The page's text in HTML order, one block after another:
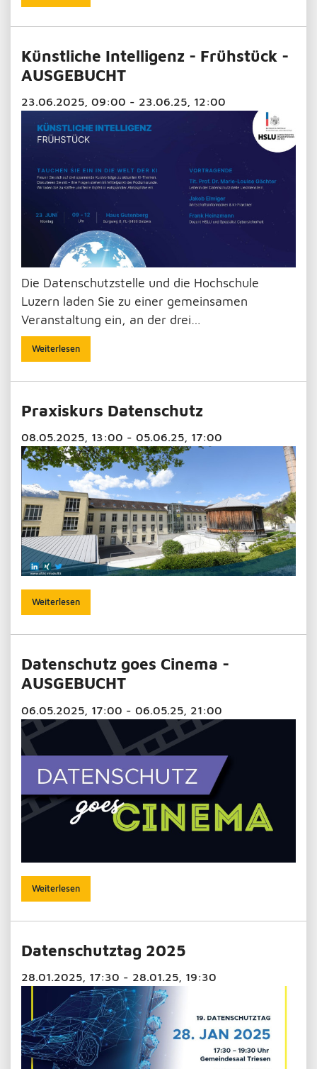
Künstliche Intelligenz - Frühstück -
AUSGEBUCHT
23.06.2025, 09:00 - 23.06.25, 12:00
Die Datenschutzstelle und die Hochschule
Luzern laden Sie zu einer gemeinsamen
Veranstaltung ein, an der drei…
Weiterlesen
Praxiskurs Datenschutz
08.05.2025, 13:00 - 05.06.25, 17:00
Weiterlesen
Datenschutz goes Cinema -
AUSGEBUCHT
06.05.2025, 17:00 - 06.05.25, 21:00
Weiterlesen
Datenschutztag 2025
28.01.2025, 17:30 - 28.01.25, 19:30